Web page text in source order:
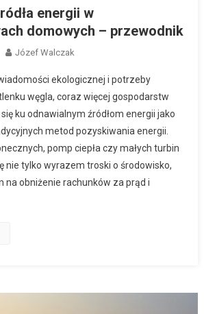
energii w
domowych – przewodnik
Józef Walczak
ekologicznej i potrzeby
węgla, coraz więcej gospodarstw
ku odnawialnym źródłom energii jako
metod pozyskiwania energii.
pomp ciepła czy małych turbin
nie tylko wyrazem troski o środowisko,
na obniżenie rachunków za prąd i